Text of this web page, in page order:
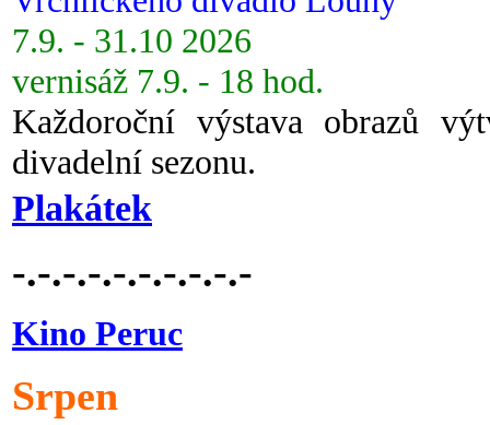
7.9. - 31.10 2026
vernisáž 7.9. - 18 hod.
Každoroční výstava obrazů
divadelní sezonu.
Plakátek
-.-.-.-.-.-.-.-.-.-
Kino Peruc
Srpen